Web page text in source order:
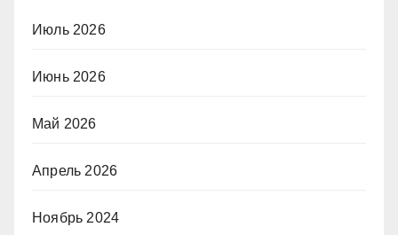
Июль 2026
Июнь 2026
Май 2026
Апрель 2026
Ноябрь 2024